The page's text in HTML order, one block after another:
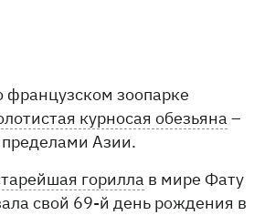
французском зоопарке
курносая обезьяна –
Азии.
горилла в мире Фату
свой 69-й день рождения в